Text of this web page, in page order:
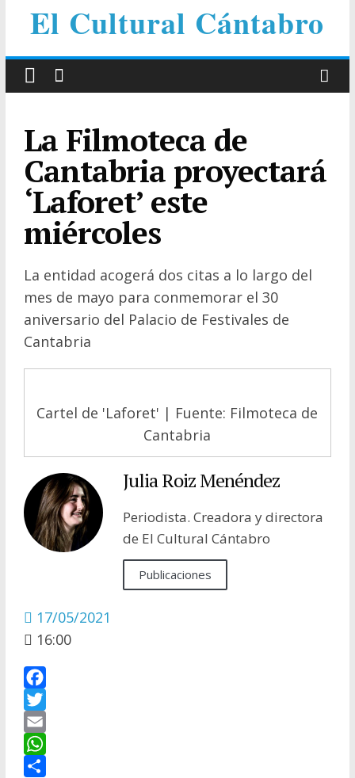
El Cultural Cántabro
La Filmoteca de
Cantabria proyectará
‘Laforet’ este
miércoles
La entidad acogerá dos citas a lo largo del
mes de mayo para conmemorar el 30
aniversario del Palacio de Festivales de
Cantabria
Cartel de 'Laforet' | Fuente: Filmoteca de
Cantabria
Julia Roiz Menéndez
Periodista. Creadora y directora
de El Cultural Cántabro
Publicaciones
17/05/2021
16:00
F
a
c
e
T
w
E
m
W